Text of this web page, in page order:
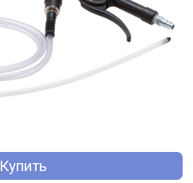
Купить